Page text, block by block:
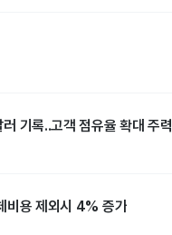
기록..고객 점유율 확대 주력
비용 제외시 4% 증가